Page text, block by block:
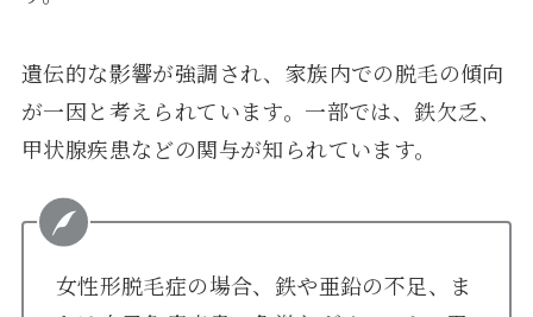
遺伝的な影響が強調され、家族内での脱毛の傾向
が一因と考えられています。一部では、鉄欠乏、
甲状腺疾患などの関与が知られています。
女性形脱毛症の場合、鉄や亜鉛の不足、ま